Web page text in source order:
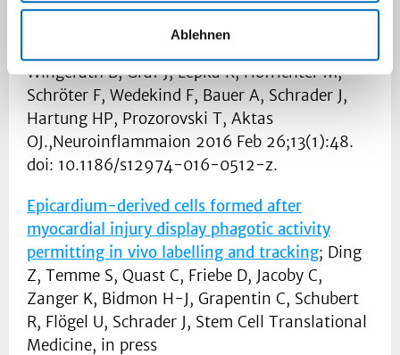
Ablehnen
Dual roles of the adenosine A2a receptor in
Wingerath B, Graf J, Lepka K, Hofrichter M,
Schröter F, Wedekind F, Bauer A, Schrader J,
Hartung HP, Prozorovski T, Aktas
OJ.,Neuroinflammaion 2016 Feb 26;13(1):48.
doi: 10.1186/s12974-016-0512-z.
Epicardium-derived cells formed after
myocardial injury display phagotic activity
permitting in vivo labelling and tracking; Ding
Z, Temme S, Quast C, Friebe D, Jacoby C,
Zanger K, Bidmon H-J, Grapentin C, Schubert
R, Flögel U, Schrader J, Stem Cell Translational
Medicine, in press